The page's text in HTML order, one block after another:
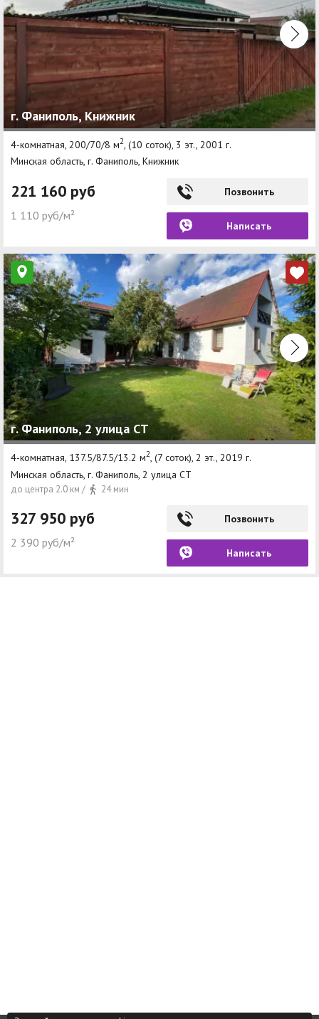
г. Фаниполь, Книжник
4-комнатная, 200/70/8 м2 , (10 соток), 3 эт., 2001 г.
Минская область, г. Фаниполь, Книжник
221 160 руб
1 110 руб/м²
Позвонить
Написать
г. Фаниполь, 2 улица СТ
4-комнатная, 137.5/87.5/13.2 м2, (7 соток), 2 эт., 2019 г.
Минская область, г. Фаниполь, 2 улица СТ
до центра 2.0 км / 24 мин
327 950 руб
2 390 руб/м²
Позвонить
Написать